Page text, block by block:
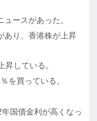
ースがあった。
あり、香港株が上昇
昇している。
を買っている。
国債金利が高くなっ